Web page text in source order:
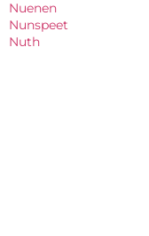
Nuenen
Nunspeet
Nuth